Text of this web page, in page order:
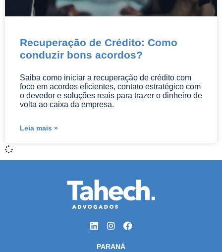
Recuperação de Crédito: Como
conduzir bons acordos?
Saiba como iniciar a recuperação de crédito com
foco em acordos eficientes, contato estratégico com
o devedor e soluções reais para trazer o dinheiro de
volta ao caixa da empresa.
Leia mais »
PARANÁ